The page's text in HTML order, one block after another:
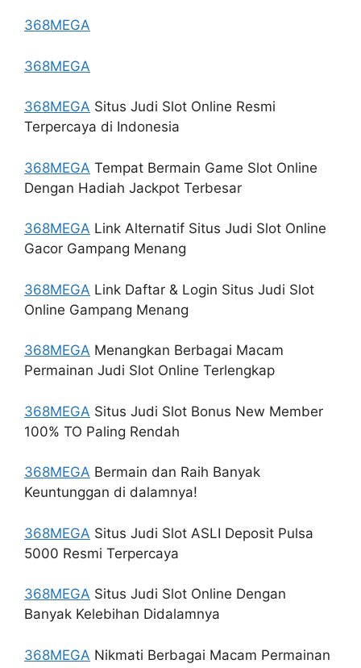
368MEGA
368MEGA
368MEGA Situs Judi Slot Online Resmi
Terpercaya di Indonesia
368MEGA Tempat Bermain Game Slot Online
Dengan Hadiah Jackpot Terbesar
368MEGA Link Alternatif Situs Judi Slot Online
Gacor Gampang Menang
368MEGA Link Daftar & Login Situs Judi Slot
Online Gampang Menang
368MEGA Menangkan Berbagai Macam
Permainan Judi Slot Online Terlengkap
368MEGA Situs Judi Slot Bonus New Member
100% TO Paling Rendah
368MEGA Bermain dan Raih Banyak
Keuntunggan di dalamnya!
368MEGA Situs Judi Slot ASLI Deposit Pulsa
5000 Resmi Terpercaya
368MEGA Situs Judi Slot Online Dengan
Banyak Kelebihan Didalamnya
368MEGA Nikmati Berbagai Macam Permainan